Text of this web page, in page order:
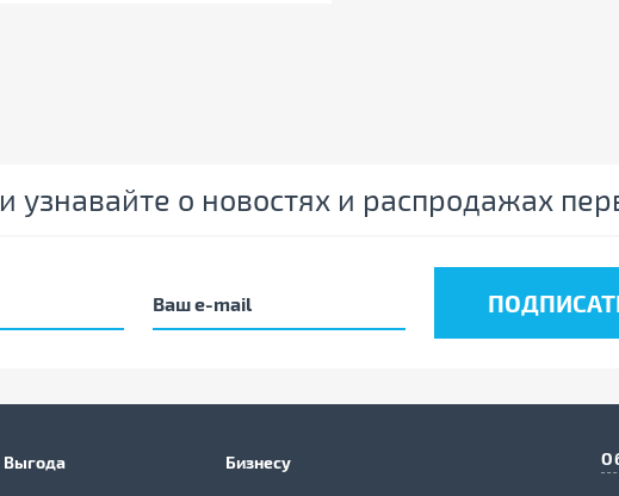
и узнавайте о новостях и распродажах
Выгода Бизнесу